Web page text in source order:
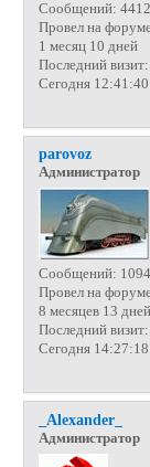
Сообщений: 4412
Провел на
1 месяц 10 дней
Последний визит:
Сегодня 12:41:40
parovoz
Администратор
Сообщений:
Провел на
8 месяцев 13 дней
Последний визит:
Сегодня 14:27:18
_Alexander_
Администратор